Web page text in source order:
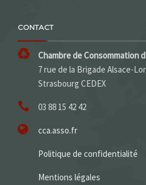
CONTACT
Chambre de Consommation
7 rue de la Brigade Alsace-
Strasbourg CEDEX
03 88 15 42 42
cca.asso.fr
Politique de confidentialité
Mentions légales